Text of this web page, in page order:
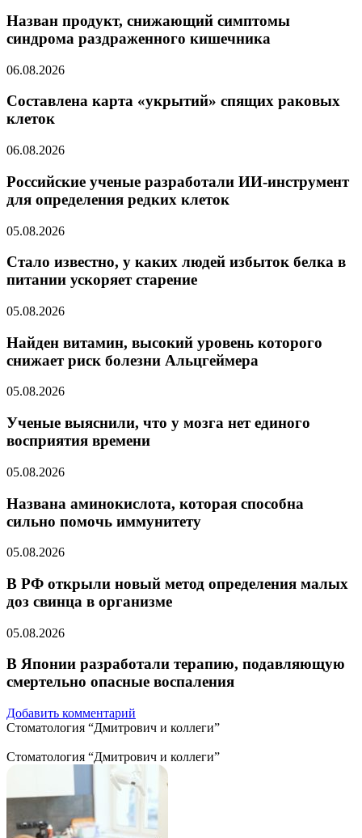
Назван продукт, снижающий симптомы
синдрома раздраженного кишечника
06.08.2026
Составлена карта «укрытий» спящих раковых
клеток
06.08.2026
Российские ученые разработали ИИ-инструмент
для определения редких клеток
05.08.2026
Стало известно, у каких людей избыток белка в
питании ускоряет старение
05.08.2026
Найден витамин, высокий уровень которого
снижает риск болезни Альцгеймера
05.08.2026
Ученые выяснили, что у мозга нет единого
восприятия времени
05.08.2026
Названа аминокислота, которая способна
сильно помочь иммунитету
05.08.2026
В РФ открыли новый метод определения малых
доз свинца в организме
05.08.2026
В Японии разработали терапию, подавляющую
смертельно опасные воспаления
Добавить комментарий
Стоматология “Дмитрович и коллеги”
Стоматология “Дмитрович и коллеги”